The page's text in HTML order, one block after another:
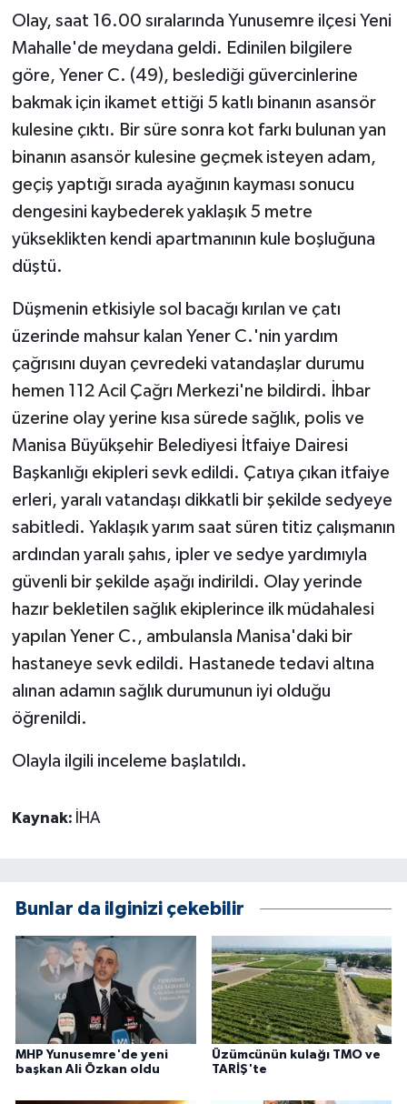
Olay, saat 16.00 sıralarında Yunusemre ilçesi Yeni
Mahalle'de meydana geldi. Edinilen bilgilere
göre, Yener C. (49), beslediği güvercinlerine
bakmak için ikamet ettiği 5 katlı binanın asansör
kulesine çıktı. Bir süre sonra kot farkı bulunan yan
binanın asansör kulesine geçmek isteyen adam,
geçiş yaptığı sırada ayağının kayması sonucu
dengesini kaybederek yaklaşık 5 metre
yükseklikten kendi apartmanının kule boşluğuna
düştü.
Düşmenin etkisiyle sol bacağı kırılan ve çatı
üzerinde mahsur kalan Yener C.'nin yardım
çağrısını duyan çevredeki vatandaşlar durumu
hemen 112 Acil Çağrı Merkezi'ne bildirdi. İhbar
üzerine olay yerine kısa sürede sağlık, polis ve
Manisa Büyükşehir Belediyesi İtfaiye Dairesi
Başkanlığı ekipleri sevk edildi. Çatıya çıkan itfaiye
erleri, yaralı vatandaşı dikkatli bir şekilde sedyeye
sabitledi. Yaklaşık yarım saat süren titiz çalışmanın
ardından yaralı şahıs, ipler ve sedye yardımıyla
güvenli bir şekilde aşağı indirildi. Olay yerinde
hazır bekletilen sağlık ekiplerince ilk müdahalesi
yapılan Yener C., ambulansla Manisa'daki bir
hastaneye sevk edildi. Hastanede tedavi altına
alınan adamın sağlık durumunun iyi olduğu
öğrenildi.
Olayla ilgili inceleme başlatıldı.
Kaynak: İHA
Bunlar da ilginizi çekebilir
MHP Yunusemre'de yeni
başkan Ali Özkan oldu
Üzümcünün kulağı TMO ve
TARİŞ'te